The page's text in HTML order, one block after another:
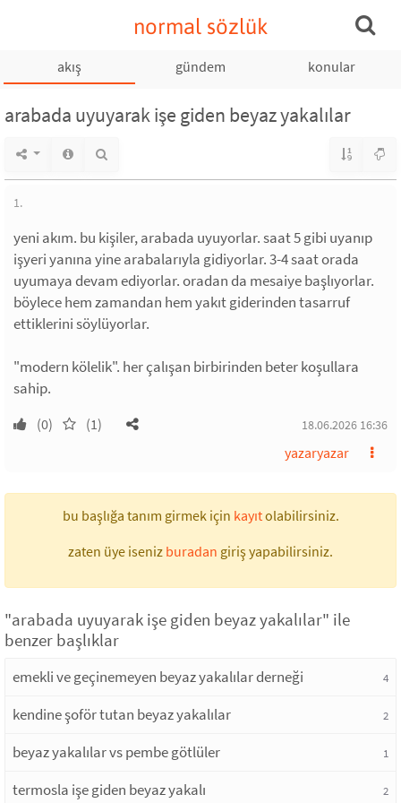
normal sözlük
akış gündem konular
arabada uyuyarak işe giden beyaz yakalılar
1.
yeni akım. bu kişiler, arabada uyuyorlar. saat 5 gibi uyanıp
işyeri yanına yine arabalarıyla gidiyorlar. 3-4 saat orada
uyumaya devam ediyorlar. oradan da mesaiye başlıyorlar.
böylece hem zamandan hem yakıt giderinden tasarruf
ettiklerini söylüyorlar.
"modern kölelik". her çalışan birbirinden beter koşullara
sahip.
(0) (1) 18.06.2026 16:36
yazaryazar
bu başlığa tanım girmek için kayıtolabilirsiniz.
zaten üye iseniz buradan giriş yapabilirsiniz.
"arabada uyuyarak işe giden beyaz yakalılar" ile
benzer başlıklar
emekli ve geçinemeyen beyaz yakalılar derneği 4
kendine şoför tutan beyaz yakalılar 2
beyaz yakalılar vs pembe götlüler 1
termosla işe giden beyaz yakalı 2